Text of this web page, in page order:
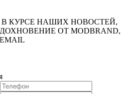
КУРСЕ НАШИХ НОВОСТЕЙ,
ОТ MODBRAND,